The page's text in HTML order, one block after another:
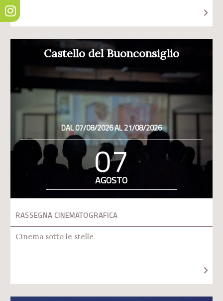
Castello del Buonconsiglio
DAL 07/08/2026 AL 21/08/2026
07
AGOSTO
RASSEGNA CINEMATOGRAFICA
Cinema sotto le stelle